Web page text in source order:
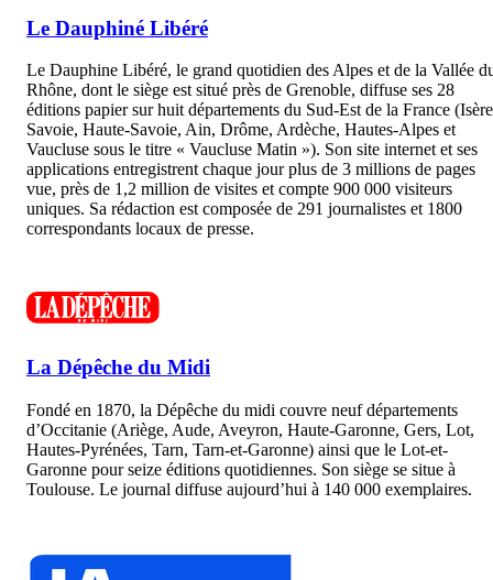
Le Dauphiné Libéré
Le Dauphine Libéré, le grand quotidien des Alpes et de la Vallée
Rhône, dont le siège est situé près de Grenoble, diffuse ses 28
éditions papier sur huit départements du Sud-Est de la France
Savoie, Haute-Savoie, Ain, Drôme, Ardèche, Hautes-Alpes et
Vaucluse sous le titre « Vaucluse Matin »). Son site internet et ses
applications entregistrent chaque jour plus de 3 millions de pages
vue, près de 1,2 million de visites et compte 900 000 visiteurs
uniques. Sa rédaction est composée de 291 journalistes et 1800
correspondants locaux de presse.
La Dépêche du Midi
Fondé en 1870, la Dépêche du midi couvre neuf départements
d’Occitanie (Ariège, Aude, Aveyron, Haute-Garonne, Gers, Lot,
Hautes-Pyrénées, Tarn, Tarn-et-Garonne) ainsi que le Lot-et-
Garonne pour seize éditions quotidiennes. Son siège se situe à
Toulouse. Le journal diffuse aujourd’hui à 140 000 exemplaires.